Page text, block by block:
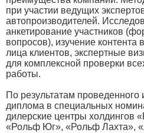
при участии ведущих
автопроизводителей.
анкетирование участников
вопросов), изучение контента
лица клиентов, экспертные
для комплексной проверки
работы.
По результатам проведенного
диплома в специальных
дилерские центры холдингов
«Рольф Юг», «Рольф Лахта»,